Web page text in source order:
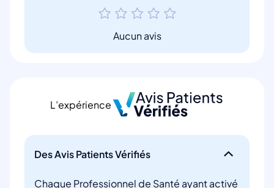
Aucun avis
L’expérience
Des Avis Patients Vérifiés
Chaque Professionnel de Santé ayant activé